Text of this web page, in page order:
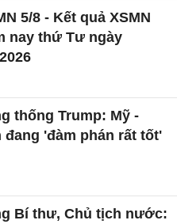
5/8 - Kết quả XSMN
nay thứ Tư ngày
thống Trump: Mỹ -
đang 'đàm phán rất tốt'
Bí thư, Chủ tịch nước: